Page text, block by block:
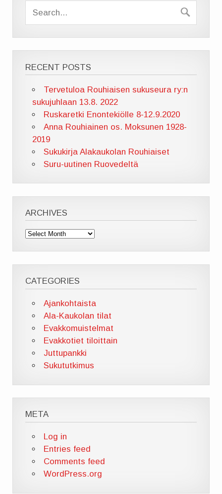
RECENT POSTS
Tervetuloa Rouhiaisen sukuseura ry:n
sukujuhlaan 13.8. 2022
Ruskaretki Enontekiölle 8-12.9.2020
Anna Rouhiainen os. Moksunen 1928-
2019
Sukukirja Alakaukolan Rouhiaiset
Suru-uutinen Ruovedeltä
ARCHIVES
Archives
CATEGORIES
Ajankohtaista
Ala-Kaukolan tilat
Evakkomuistelmat
Evakkotiet tiloittain
Juttupankki
Sukututkimus
META
Log in
Entries feed
Comments feed
WordPress.org